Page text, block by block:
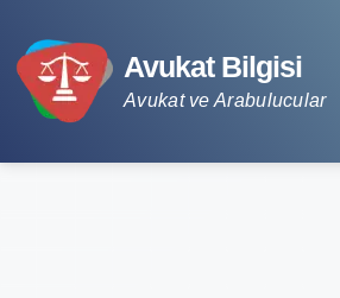
Avukat Bilgisi
Avukat ve Arabulucular